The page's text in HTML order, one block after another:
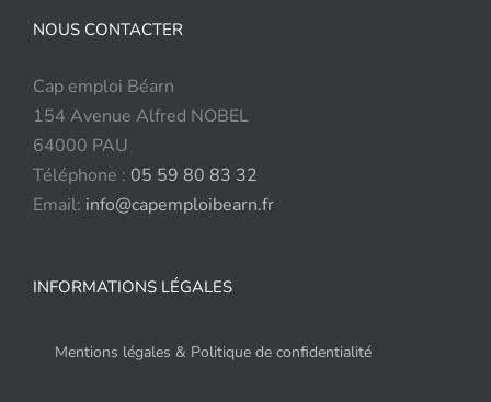
NOUS CONTACTER
Cap emploi Béarn
154 Avenue Alfred NOBEL
64000 PAU
Téléphone : 05 59 80 83 32
Email: info@capemploibearn.fr
INFORMATIONS LÉGALES
Mentions légales & Politique de confidentialité